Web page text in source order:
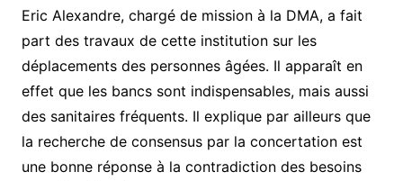
Eric Alexandre, chargé de mission à la DMA, a fait
part des travaux de cette institution sur les
déplacements des personnes âgées. Il apparaît en
effet que les bancs sont indispensables, mais aussi
des sanitaires fréquents. Il explique par ailleurs que
la recherche de consensus par la concertation est
une bonne réponse à la contradiction des besoins